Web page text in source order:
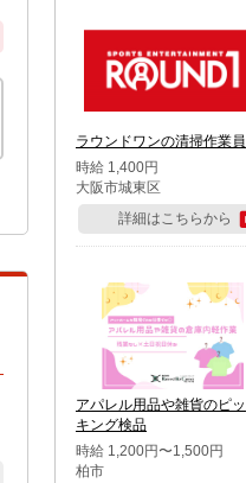
ラウンドワンの清掃作業員
時給 1,400円
大阪市城東区
詳細はこちらから
アパレル用品や雑貨のピッ
キング検品
時給 1,200円〜1,500円
柏市